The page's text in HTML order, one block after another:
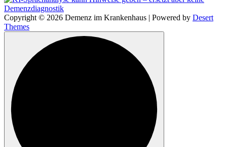
Copyright © 2026 Demenz im Krankenhaus | Powered by Desert
Themes